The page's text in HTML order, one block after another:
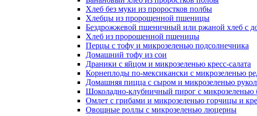
Хлеб без муки из проростков полбы
Хлебцы из пророщенной пшеницы
Бездрожжевой пшеничный или ржаной хлеб с
Хлеб из пророщенной пшеницы
Перцы с тофу и микрозеленью подсолнечника
Домашний тофу из сои
Драники с яйцом и микрозеленью кресс-салата
Корнеплоды по-мексикански с микрозеленью
Домашняя пицца с сыром и микрозеленью
Шоколадно-клубничный пирог с микрозеленью
Омлет с грибами и микрозеленью горчицы и
Овощные роллы с микрозеленью люцерны